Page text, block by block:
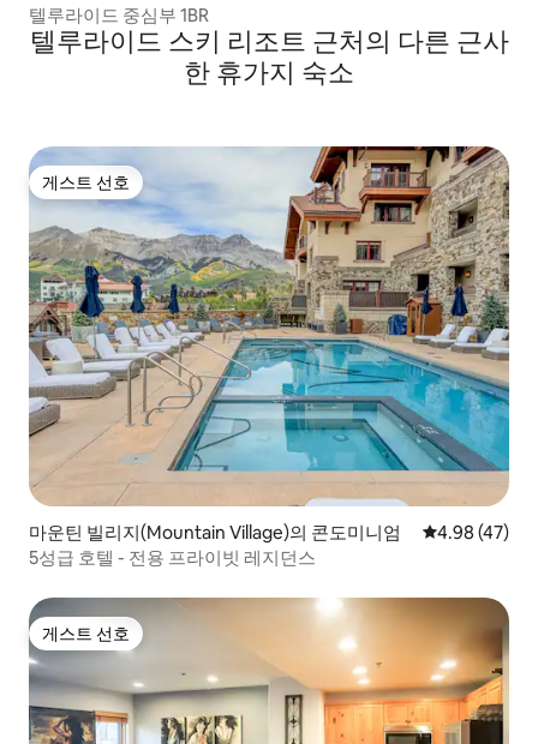
텔루라이드 중심부 1BR
텔루라이드 스키 리조트 근처의 다른 근사
한 휴가지 숙소
게스트 선호
게스트 선호
마운틴 빌리지(Mountain Village)의 콘도미니엄 평점 4.98점(5
4.98 (47)
5성급 호텔 - 전용 프라이빗 레지던스
게스트 선호
게스트 선호